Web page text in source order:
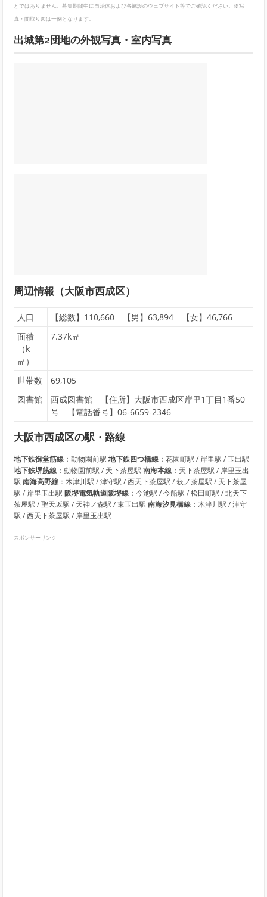
とではありません。募集期間中に自治体および各施設のウェブサイト等でご確認ください。※写
真・間取り図は一例となります。
出城第2団地の外観写真・室内写真
周辺情報（大阪市西成区）
人口
【総数】110,660 【男】63,894 【女】46,766
面積
（k
㎡）
7.37k㎡
世帯数
69,105
図書館
西成図書館 【住所】大阪市西成区岸里1丁目1番50
号 【電話番号】06-6659-2346
大阪市西成区の駅・路線
地下鉄御堂筋線：動物園前駅 地下鉄四つ橋線：花園町駅 / 岸里駅 / 玉出駅
地下鉄堺筋線：動物園前駅 / 天下茶屋駅 南海本線：天下茶屋駅 / 岸里玉出
駅 南海高野線：木津川駅 / 津守駅 / 西天下茶屋駅 / 萩ノ茶屋駅 / 天下茶屋
駅 / 岸里玉出駅 阪堺電気軌道阪堺線：今池駅 / 今船駅 / 松田町駅 / 北天下
茶屋駅 / 聖天坂駅 / 天神ノ森駅 / 東玉出駅 南海汐見橋線：木津川駅 / 津守
駅 / 西天下茶屋駅 / 岸里玉出駅
スポンサーリンク